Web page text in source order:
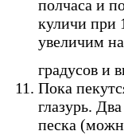
полчаса и
куличи при
увеличим
градусов и
Пока
глазурь.
песка